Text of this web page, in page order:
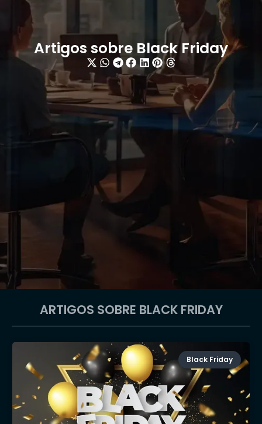
Artigos sobre Black Friday
ARTIGOS SOBRE BLACK FRIDAY
Black Friday